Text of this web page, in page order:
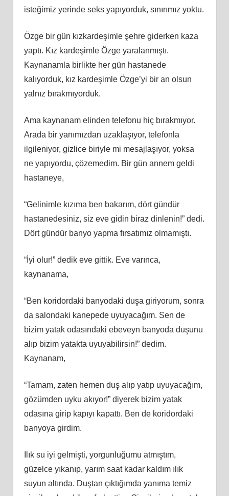
isteğimiz yerinde seks yapıyorduk, sınırımız yoktu.
Özge bir gün kızkardeşimle şehre giderken kaza
yaptı. Kız kardeşimle Özge yaralanmıştı.
Kaynanamla birlikte her gün hastanede
kalıyorduk, kız kardeşimle Özge’yi bir an olsun
yalnız bırakmıyorduk.
Ama kaynanam elinden telefonu hiç bırakmıyor.
Arada bir yanımızdan uzaklaşıyor, telefonla
ilgileniyor, gizlice biriyle mi mesajlaşıyor, yoksa
ne yapıyordu, çözemedim. Bir gün annem geldi
hastaneye,
“Gelinimle kızıma ben bakarım, dört gündür
hastanedesiniz, siz eve gidin biraz dinlenin!” dedi.
Dört gündür banyo yapma fırsatımız olmamıştı.
“İyi olur!” dedik eve gittik. Eve varınca,
kaynanama,
“Ben koridordaki banyodaki duşa giriyorum, sonra
da salondaki kanepede uyuyacağım. Sen de
bizim yatak odasındaki ebeveyn banyoda duşunu
alıp bizim yatakta uyuyabilirsin!” dedim.
Kaynanam,
“Tamam, zaten hemen duş alıp yatıp uyuyacağım,
gözümden uyku akıyor!” diyerek bizim yatak
odasına girip kapıyı kapattı. Ben de koridordaki
banyoya girdim.
Ilık su iyi gelmişti, yorgunluğumu atmıştım,
güzelce yıkanıp, yarım saat kadar kaldım ılık
suyun altında. Duştan çıktığımda yanıma temiz